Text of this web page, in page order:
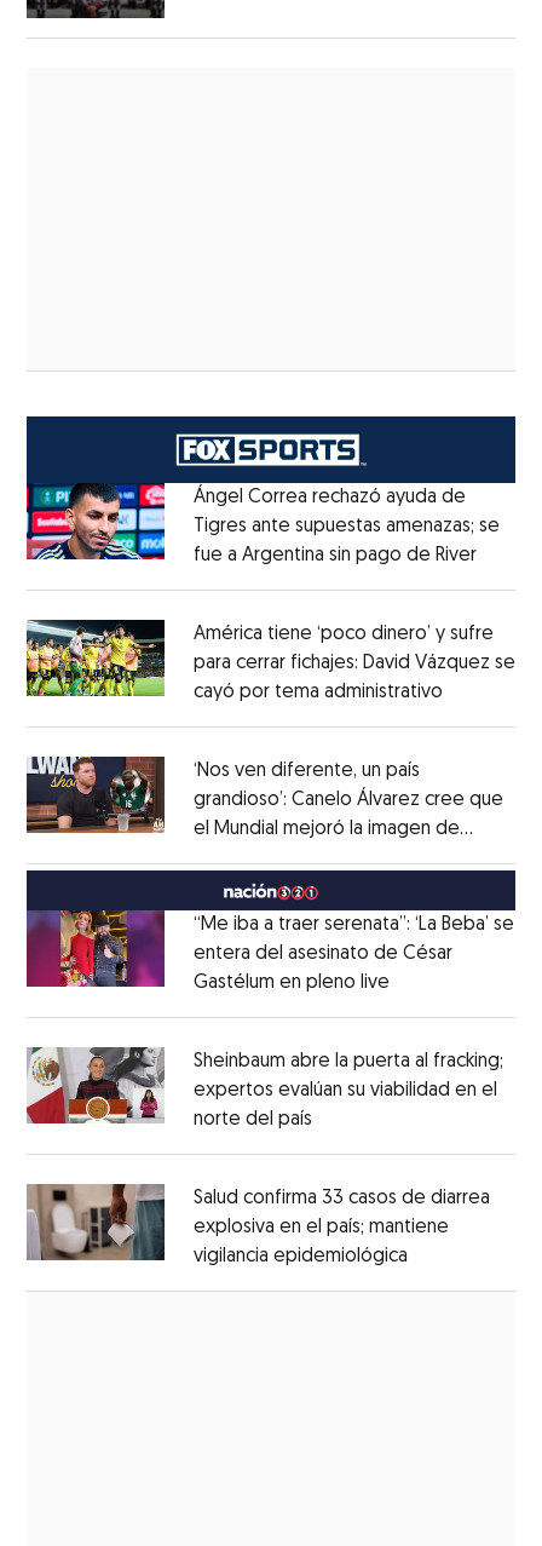
Ángel Correa rechazó ayuda de
Tigres ante supuestas amenazas; se
fue a Argentina sin pago de RiverOpens
América tiene ‘poco dinero’ y sufre
para cerrar fichajes: David Vázquez se
cayó por tema administrativo
‘Nos ven diferente, un país
grandioso’: Canelo Álvarez cree que
el Mundial mejoró la imagen de
“Me iba a traer serenata”: ‘La Beba’ se
entera del asesinato de César
Gastélum en pleno live
Sheinbaum abre la puerta al fracking;
expertos evalúan su viabilidad en el
norte del país
Salud confirma 33 casos de diarrea
explosiva en el país; mantiene
vigilancia epidemiológica